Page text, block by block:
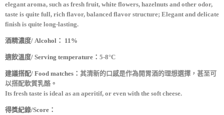
elegant aroma, such as fresh fruit, white flowers, hazelnuts and other odor,
taste is quite full, rich flavor, balanced flavor structure; Elegant and delicate
finish is quite long-lasting.
酒精濃度/ Alcohol： 11%
適飲溫度/ Serving temperature： 5-8°C
建議搭配/ Food matches： 其清新的口感是作為開胃酒的理想選擇，甚至可
以搭配軟質乳酪。
Its fresh taste is ideal as an aperitif, or even with the soft cheese.
得獎紀錄/Score：